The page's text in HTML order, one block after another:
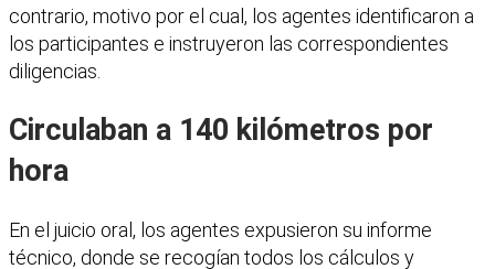
contrario, motivo por el cual, los agentes identificaron a
los participantes e instruyeron las correspondientes
diligencias.
Circulaban a 140 kilómetros por
hora
En el juicio oral, los agentes expusieron su informe
técnico, donde se recogían todos los cálculos y